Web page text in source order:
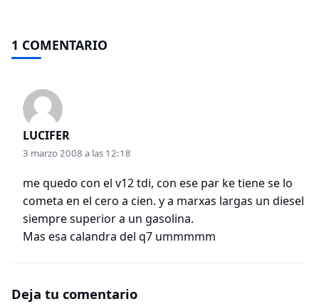
1 COMENTARIO
LUCIFER
3 marzo 2008 a las 12:18
me quedo con el v12 tdi, con ese par ke tiene se lo
cometa en el cero a cien. y a marxas largas un diesel
siempre superior a un gasolina.
Mas esa calandra del q7 ummmmm
Deja tu comentario